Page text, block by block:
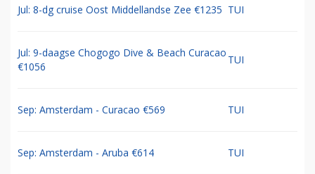
Jul: 8-dg cruise Oost Middellandse Zee €1235 TUI
Jul: 9-daagse Chogogo Dive & Beach Curacao
€1056
TUI
Sep: Amsterdam - Curacao €569 TUI
Sep: Amsterdam - Aruba €614 TUI